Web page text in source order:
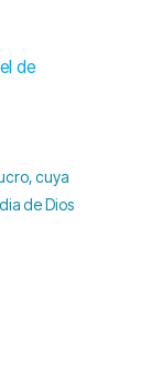
cuya
de Dios